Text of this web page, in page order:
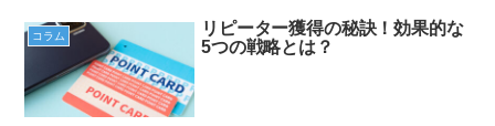
具体的な活用法を紹介し、あなたのカフェの集客力を向上させるため
のヒントをお届けします。アプリの導入を考えている方は、ぜひ参考
にしてみてください。
コラム
リピーター獲得の秘訣！効果的な
5つの戦略とは？